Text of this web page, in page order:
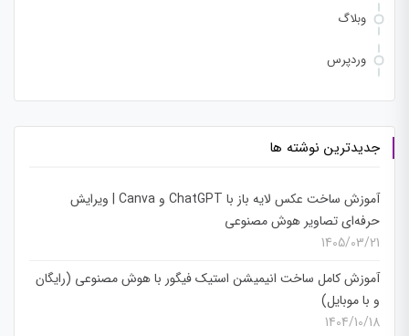
وبلاگ
وردپرس
جدیدترین نوشته ها
آموزش ساخت عکس لایه باز با ChatGPT و Canva | ویرایش
حرفه‌ای تصاویر هوش مصنوعی
1405/03/21
آموزش کامل ساخت انیمیشن استیک فیگور با هوش مصنوعی (رایگان
و با موبایل)
1404/10/18